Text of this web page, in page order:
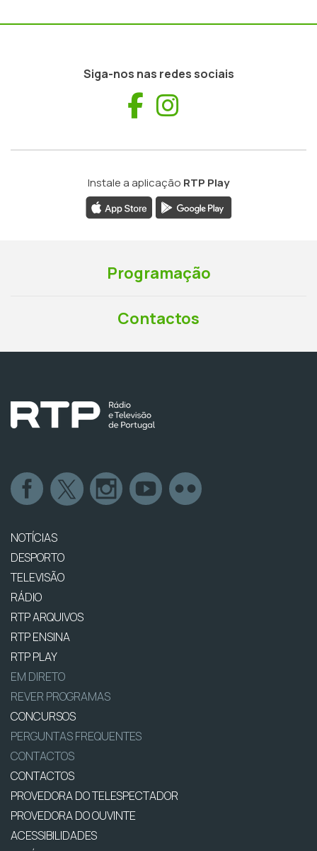
Siga-nos nas redes sociais
Facebook
Instale a aplicação RTP Play
Programação
Contactos
NOTÍCIAS
DESPORTO
TELEVISÃO
RÁDIO
RTP ARQUIVOS
RTP ENSINA
RTP PLAY
EM DIRETO
REVER PROGRAMAS
CONCURSOS
PERGUNTAS FREQUENTES
CONTACTOS
CONTACTOS
PROVEDORA DO TELESPECTADOR
PROVEDORA DO OUVINTE
ACESSIBILIDADES